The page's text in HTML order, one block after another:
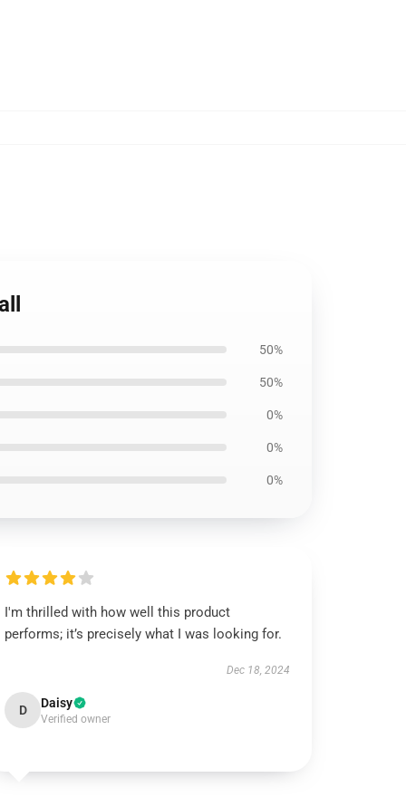
50%
50%
0%
0%
0%
I'm thrilled with how well this product
performs; it’s precisely what I was looking for.
Dec 18, 2024
D Daisy
Verified owner